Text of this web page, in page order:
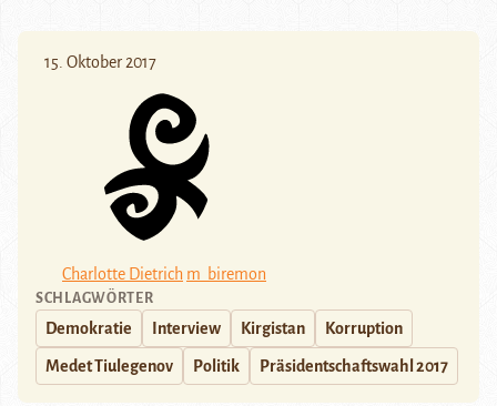
15. Oktober 2017
Charlotte Dietrich m_biremon
SCHLAGWÖRTER
Demokratie Interview Kirgistan Korruption
Medet Tiulegenov Politik Präsidentschaftswahl 2017